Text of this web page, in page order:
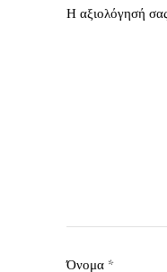
Η αξιολόγησή
Όνομα *